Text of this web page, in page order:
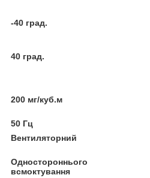
-40 град.
40 град.
200 мг/куб.м
50 Гц
Вентиляторний
Одностороннього
всмоктування